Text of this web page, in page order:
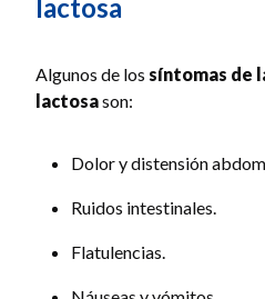
lactosa
Algunos de los síntomas de
lactosason:
Dolor y distensión
Ruidos intestinales.
Flatulencias.